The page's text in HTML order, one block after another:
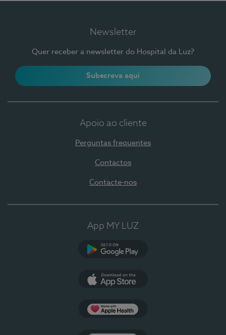
Newsletter
Quer receber a newsletter do Hospital da Luz?
Subscreva aqui
Apoio ao cliente
Perguntas frequentes
Contactos
Contacte-nos
App MY LUZ